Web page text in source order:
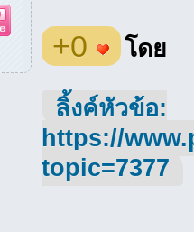
+0 โดย
ลิ้งค์หัวข้อ:
https://
topic=7377